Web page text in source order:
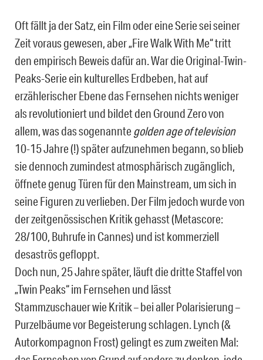
Oft fällt ja der Satz, ein Film oder eine Serie sei seiner
Zeit voraus gewesen, aber „Fire Walk With Me“ tritt
den empirisch Beweis dafür an. War die Original-Twin-
Peaks-Serie ein kulturelles Erdbeben, hat auf
erzählerischer Ebene das Fernsehen nichts weniger
als revolutioniert und bildet den Ground Zero von
allem, was das sogenannte golden age of television
10-15 Jahre (!) später aufzunehmen begann, so blieb
sie dennoch zumindest atmosphärisch zugänglich,
öffnete genug Türen für den Mainstream, um sich in
seine Figuren zu verlieben. Der Film jedoch wurde von
der zeitgenössischen Kritik gehasst (Metascore:
28/100, Buhrufe in Cannes) und ist kommerziell
desaströs gefloppt.
Doch nun, 25 Jahre später, läuft die dritte Staffel von
„Twin Peaks“ im Fernsehen und lässt
Stammzuschauer wie Kritik – bei aller Polarisierung –
Purzelbäume vor Begeisterung schlagen. Lynch (&
Autorkompagnon Frost) gelingt es zum zweiten Mal: